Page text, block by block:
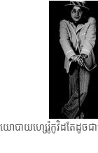
ោបាយ​ហ្សេរ៉ូកូវិដតែដូច